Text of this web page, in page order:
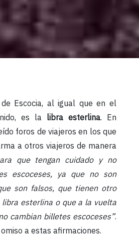
Escocia, al igual que en el
es la libra esterlina. En
foros de viajeros en los que
a otros viajeros de manera
que tengan cuidado y no
escoceses, ya que no son
son falsos, que tienen otro
esterlina o que a la vuelta
cambian billetes escoceses”.
a estas afirmaciones.